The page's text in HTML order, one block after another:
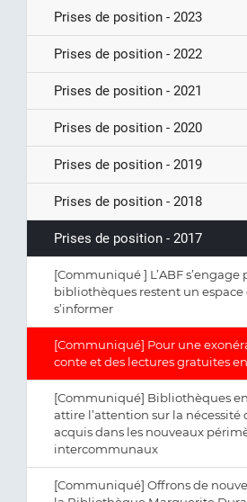
Prises de position - 2023
Prises de position - 2022
Prises de position - 2021
Prises de position - 2020
Prises de position - 2019
Prises de position - 2018
Prises de position - 2017
[Communiqué ] L’ABF s’engage
bibliothèques restent un
s’informer
[Communiqué] Pour une
conte et des lectures gratuites
[Communiqué] Bibliothèques en
attire l’attention sur la nécessité
acquis dans les nouveaux
intercommunaux
[Communiqué] Offrons de